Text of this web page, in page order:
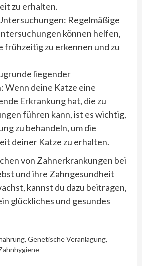
zu erhalten.
Regelmäßige
können helfen,
frühzeitig zu erkennen und zu
liegender
Wenn deine Katze eine
Erkrankung hat, die zu
führen kann, ist es wichtig,
zu behandeln, um die
deiner Katze zu erhalten.
von Zahnerkrankungen bei
und ihre Zahngesundheit
kannst du dazu beitragen,
glückliches und gesundes
, Genetische Veranlagung,